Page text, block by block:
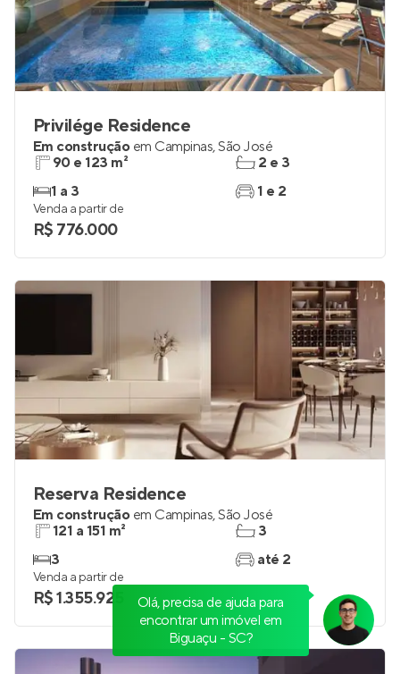
Privilége Residence
Em construção em Campinas,São José
90 e 123 m²
1 a 3
2 e 3
1 e 2
Venda a partir de
R$ 776.000
Reserva Residence
Em construção em Campinas,São José
121 a 151 m²
3
3
até 2
Venda a partir de
R$ 1.355.925
Olá, precisa de ajuda para
encontrar um imóvel em
Biguaçu - SC?